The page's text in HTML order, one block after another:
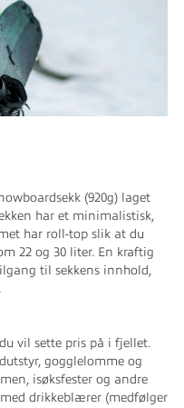
(920g) laget
har et minimalistisk,
har roll-top slik at du
22 og 30 liter. En kraftig
til sekkens innhold,
vil sette pris på i fjellet.
gogglelomme og
isøksfester og andre
drikkeblærer (medfølger